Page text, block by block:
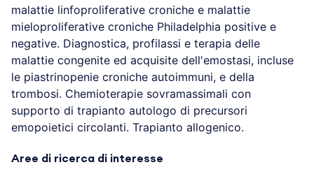
malattie linfoproliferative croniche e malattie
mieloproliferative croniche Philadelphia positive e
negative. Diagnostica, profilassi e terapia delle
malattie congenite ed acquisite dell'emostasi, incluse
le piastrinopenie croniche autoimmuni, e della
trombosi. Chemioterapie sovramassimali con
supporto di trapianto autologo di precursori
emopoietici circolanti. Trapianto allogenico.
Aree di ricerca di interesse